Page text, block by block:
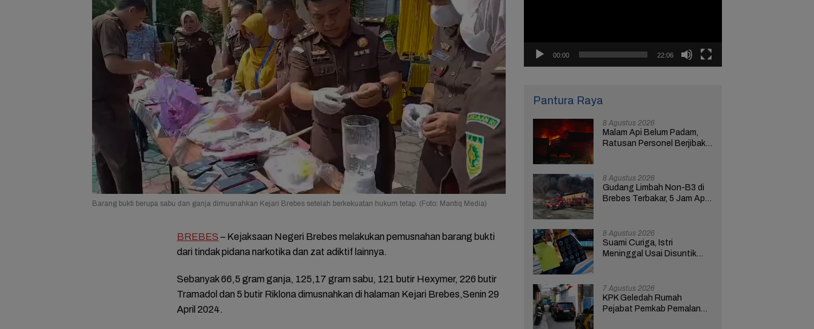
Barang bukti berupa sabu dan ganja dimusnahkan Kejari Brebes setelah berkekuatan hukum tetap. (Foto: Mantiq Media)
BREBES – Kejaksaan Negeri Brebes melakukan pemusnahan barang bukti
dari tindak pidana narkotika dan zat adiktif lainnya.
Sebanyak 66,5 gram ganja, 125,17 gram sabu, 121 butir Hexymer, 226 butir
Tramadol dan 5 butir Riklona dimusnahkan di halaman Kejari Brebes,Senin 29
April 2024.
00:00 22:06
Pantura Raya
8 Agustus 2026
Malam Api Belum Padam,
Ratusan Personel Berjibaku
8 Agustus 2026
Gudang Limbah Non-B3 di
Brebes Terbakar, 5 Jam Api
8 Agustus 2026
Suami Curiga, Istri
Meninggal Usai Disuntik
7 Agustus 2026
KPK Geledah Rumah
Pejabat Pemkab Pemalang